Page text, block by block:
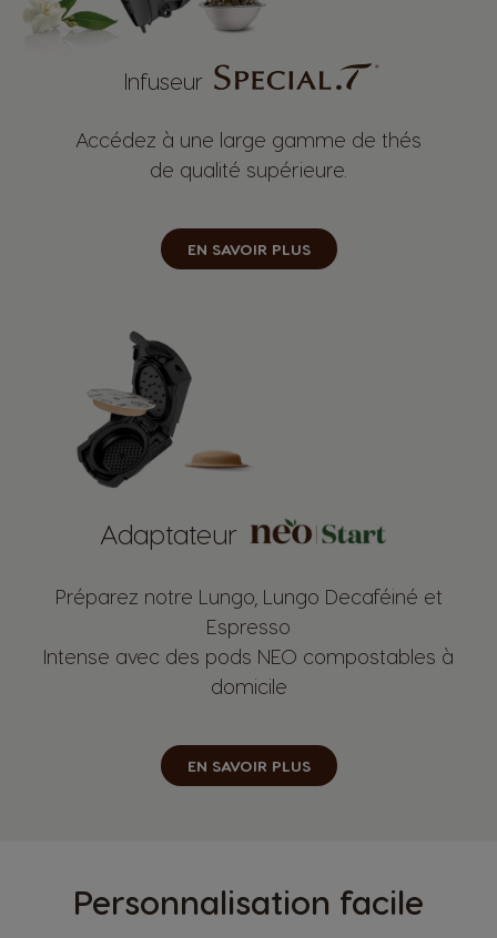
Infuseur
Accédez à une large gamme de thés
de qualité supérieure.
EN SAVOIR PLUS
Adaptateur
Préparez notre Lungo, Lungo Decaféiné et
Espresso
Intense avec des pods NEO compostables à
domicile
EN SAVOIR PLUS
Personnalisation facile